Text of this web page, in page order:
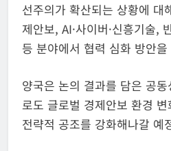
선주의가 확산되는 상황에 대
제안보, AI·사이버·신흥기술,
등 분야에서 협력 심화 방안
양국은 논의 결과를 담은 공
로도 글로벌 경제안보 환경
전략적 공조를 강화해나갈 예